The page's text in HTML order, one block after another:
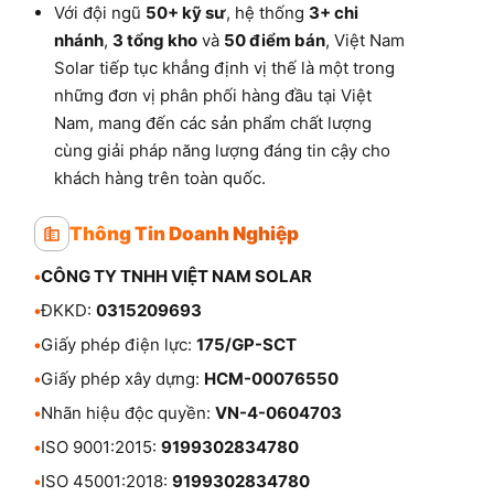
Với đội ngũ 50+ kỹ sư, hệ thống 3+ chi
nhánh, 3 tổng kho và 50 điểm bán, Việt Nam
Solar tiếp tục khẳng định vị thế là một trong
những đơn vị phân phối hàng đầu tại Việt
Nam, mang đến các sản phẩm chất lượng
cùng giải pháp năng lượng đáng tin cậy cho
khách hàng trên toàn quốc.
Thông Tin Doanh Nghiệp
•CÔNG TY TNHH VIỆT NAM SOLAR
•ĐKKD: 0315209693
•Giấy phép điện lực: 175/GP-SCT
•Giấy phép xây dựng: HCM-00076550
•Nhãn hiệu độc quyền: VN-4-0604703
•ISO 9001:2015: 9199302834780
•ISO 45001:2018: 9199302834780